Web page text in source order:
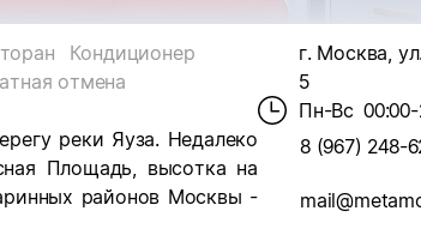
Кондиционер
отмена
реки Яуза. Недалеко
Площадь, высотка на
районов Москвы -
г. Москва,
5
Пн-Вс
8 (967) 248-